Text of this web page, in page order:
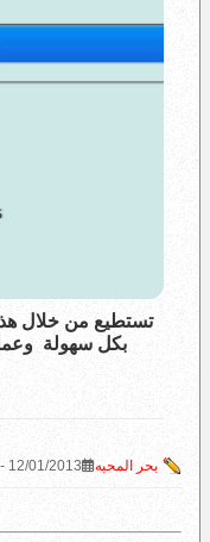
تستطيع من خلال
بكل سهولة
بحر المحبه 12/01/2013 - 10:22 م